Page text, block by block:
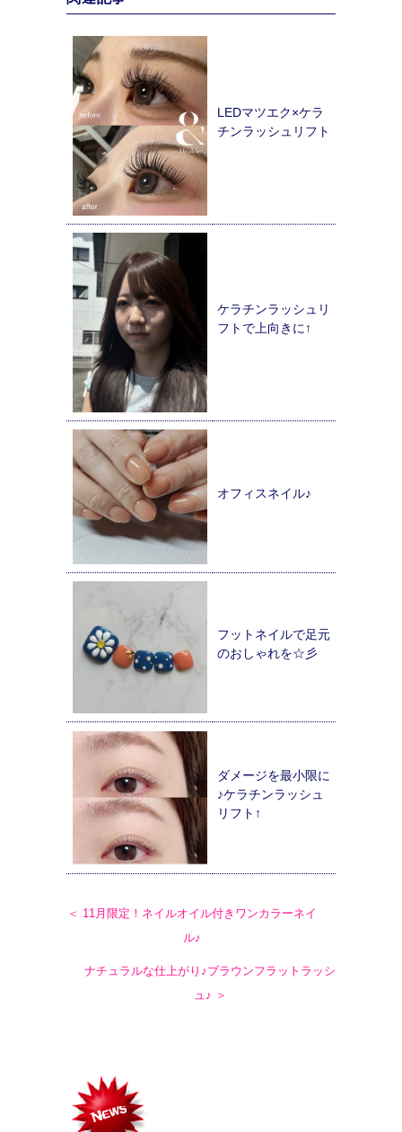
LEDマツエク×ケラ
チンラッシュリフト
ケラチンラッシュリ
フトで上向きに↑
オフィスネイル♪
フットネイルで足元
のおしゃれを☆彡
ダメージを最小限に
♪ケラチンラッシュ
リフト↑
＜ 11月限定！ネイルオイル付きワンカラーネイ
ル♪
ナチュラルな仕上がり♪ブラウンフラットラッシ
ュ♪ ＞